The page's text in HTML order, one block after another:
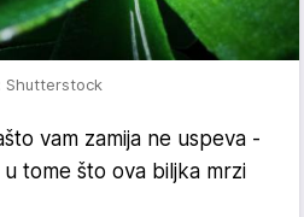
Shutterstock
vam zamija ne uspeva -
tome što ova biljka mrzi